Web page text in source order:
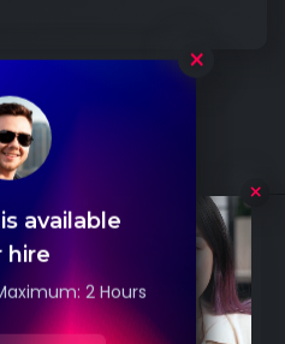
Hello
available
hire
2 Hours
×